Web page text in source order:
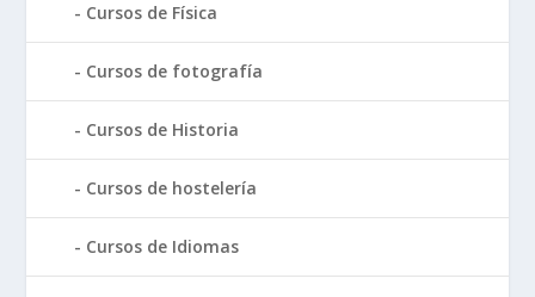
Cursos de Física
Cursos de fotografía
Cursos de Historia
Cursos de hostelería
Cursos de Idiomas